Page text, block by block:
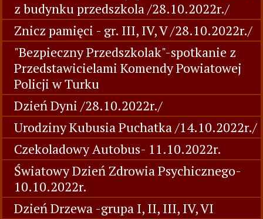
z budynku przedszkola /28.10.2022r./
Znicz pamięci - gr. III, IV, V /28.10.2022r./
"Bezpieczny Przedszkolak"-spotkanie z
Przedstawicielami Komendy Powiatowej
Policji w Turku
Dzień Dyni /28.10.2022r./
Urodziny Kubusia Puchatka /14.10.2022r./
Czekoladowy Autobus- 11.10.2022r.
Światowy Dzień Zdrowia Psychicznego-
10.10.2022r.
Dzień Drzewa -grupa I, II, III, IV, VI